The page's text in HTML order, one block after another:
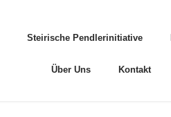
Steirische Pendlerinitiative
Über Uns Kontakt